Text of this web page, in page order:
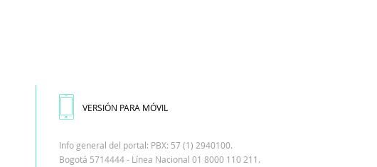
VERSIÓN PARA MÓVIL
Info general del portal: PBX: 57 (1) 2940100.
Bogotá 5714444 - Línea Nacional 01 8000 110 211.